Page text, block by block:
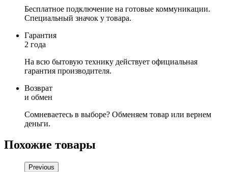
Бесплатное подключение на готовые коммуникации.
Специальный значок у товара.
Гарантия
2 года
На всю бытовую технику действует официальная
гарантия производителя.
Возврат
и обмен
Сомневаетесь в выборе? Обменяем товар или вернем
деньги.
Похожие товары
Previous